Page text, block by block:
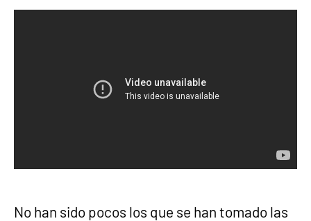
No han sido pocos los que se han tomado las